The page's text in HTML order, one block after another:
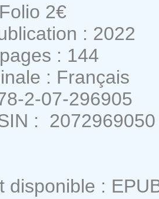
2€
: 2022
: 144
: Français
2-07-296905
: ‎ 2072969050
disponible :